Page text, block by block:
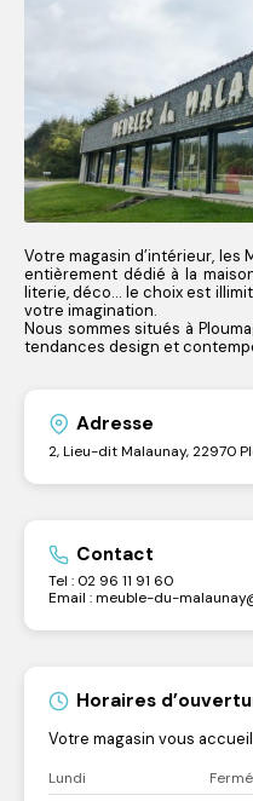
Votre magasin d’intérieur, les
entièrement dédié à la
literie, déco… le choix est
votre imagination.
Nous sommes situés à
tendances design et
Adresse
2, Lieu-dit Malaunay, 22970
Contact
Tel : 02 96 11 91 60
Email : meuble-du-
Horaires
Votre magasin vous
Lundi Fermé